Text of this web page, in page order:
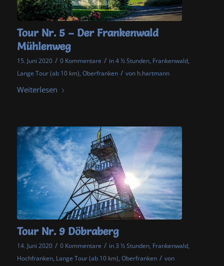
Tour Nr. 5 – Der Frankenwald
Mühlenweg
15. Juni 2020 / 0 Kommentare / in4 ½ Stunden, Frankenwald,
Lange Tour (ab 10 km), Oberfranken / von h.hartmann
Weiterlesen
Tour Nr. 9 Döbraberg
14. Juni 2020 / 0 Kommentare / in3 ½ Stunden, Frankenwald,
Hochfranken, Lange Tour (ab 10 km), Oberfranken / von